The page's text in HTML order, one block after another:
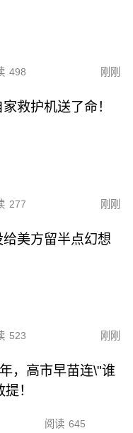
498 刚刚
救护机送了命！
277 刚刚
美方留半点幻想
523 刚刚
，高市早苗连\"谁
！
阅读 645